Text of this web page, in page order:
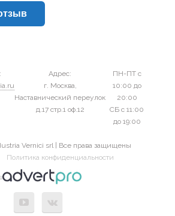
Адрес:
г. Москва,
Наставнический переулок
д.17 стр.1 оф.12
ПН-ПТ с
10:00 до
20:00
СБ с 11:00
до 19:00
Vernici srl | Все права защищены
Политика конфиденциальности